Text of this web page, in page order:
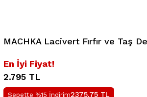
MACHKA Lacivert Fırfır ve Taş
En İyi Fiyat!
2.795 TL
Sepette %15 İndirim2375,75 TL